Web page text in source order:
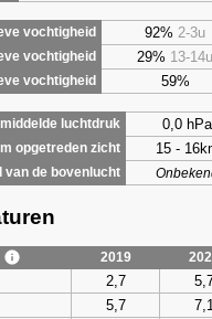
vochtigheid 92% 2-3u
vochtigheid 29% 13-14u
vochtigheid 59%
luchtdruk 0,0 hPa
opgetreden zicht 15 -
van de bovenlucht
2019
2,7
5,7